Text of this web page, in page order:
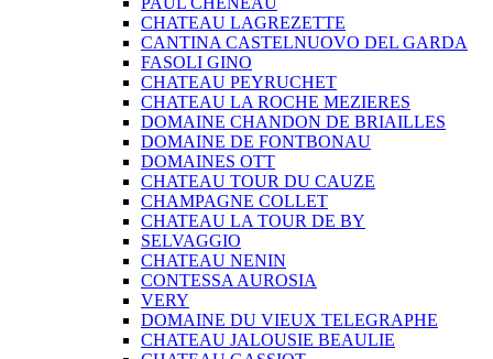
CHATEAU LAGREZETTE
CANTINA CASTELNUOVO DEL GARDA
FASOLI GINO
CHATEAU PEYRUCHET
CHATEAU LA ROCHE MEZIERES
DOMAINE CHANDON DE BRIAILLES
DOMAINE DE FONTBONAU
DOMAINES OTT
CHATEAU TOUR DU CAUZE
CHAMPAGNE COLLET
CHATEAU LA TOUR DE BY
SELVAGGIO
CHATEAU NENIN
CONTESSA AUROSIA
VERY
DOMAINE DU VIEUX TELEGRAPHE
CHATEAU JALOUSIE BEAULIE